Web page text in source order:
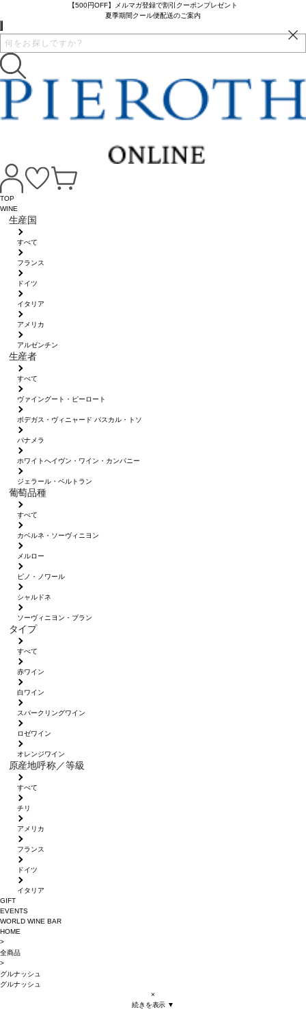
【500円OFF】メルマガ登録で割引クーポンプレゼント
夏季期間クール便配送のご案内
TOP
WINE
生産国
すべて
フランス
ドイツ
イタリア
アメリカ
アルゼンチン
生産者
すべて
ヴァイングート・ピーロート
ボデガス・ヴィニャード パスカル・トソ
パナメラ
ホワイトへイヴン・ワイン・カンパニー
ジェラール・ベルトラン
葡萄品種
すべて
カベルネ・ソーヴィニヨン
メルロー
ピノ・ノワール
シャルドネ
ソーヴィニヨン・ブラン
タイプ
すべて
赤ワイン
白ワイン
スパークリングワイン
ロゼワイン
オレンジワイン
原産地呼称／等級
すべて
チリ
アメリカ
フランス
ドイツ
イタリア
GIFT
EVENTS
WORLD WINE BAR
HOME
>
全商品
>
グルナッシュ
グルナッシュ
×
続きを表示 ▼